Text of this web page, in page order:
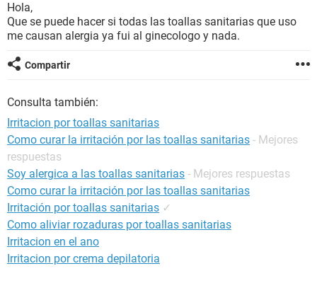
SEXUALIDAD
GLOSARIO
Hola,
Que se puede hacer si todas las toallas sanitarias que uso
me causan alergia ya fui al ginecologo y nada.
Compartir
Consulta también:
Irritacion por toallas sanitarias
Como curar la irritación por las toallas sanitarias - Mejores
respuestas
Soy alergica a las toallas sanitarias - Mejores respuestas
Como curar la irritación por las toallas sanitarias
Irritación por toallas sanitarias ✓
Como aliviar rozaduras por toallas sanitarias
Irritacion en el ano
Irritacion por crema depilatoria